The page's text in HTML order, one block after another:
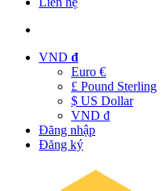
VND đ
Euro €
£ Pound Sterling
$ US Dollar
VND đ
Đăng nhập
Đăng ký